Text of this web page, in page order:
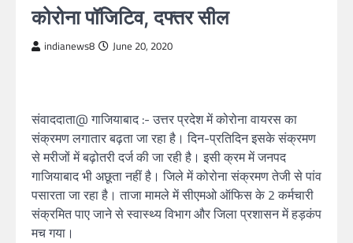
कोरोना पॉजिटिव, दफ्तर सील
indianews8 June 20, 2020
संवाददाता@ गाजियाबाद :- उत्तर प्रदेश में कोरोना वायरस का
संक्रमण लगातार बढ़ता जा रहा है। दिन-प्रतिदिन इसके संक्रमण
से मरीजों में बढ़ोतरी दर्ज की जा रही है। इसी क्रम में जनपद
गाजियाबाद भी अछूता नहीं है। जिले में कोरोना संक्रमण तेजी से पांव
पसारता जा रहा है। ताजा मामले में सीएमओ ऑफिस के 2 कर्मचारी
संक्रमित पाए जाने से स्वास्थ्य विभाग और जिला प्रशासन में हड़कंप
मच गया।